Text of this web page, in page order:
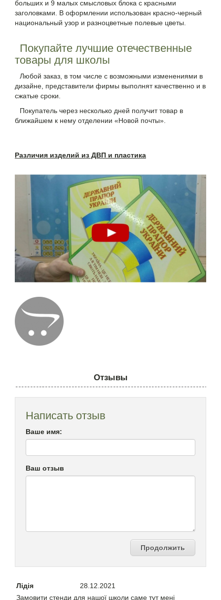
больших и 9 малых смысловых блока с красными
заголовками. В оформлении использован красно-черный
национальный узор и разноцветные полевые цветы.
Покупайте лучшие отечественные
товары для школы
Любой заказ, в том числе с возможными изменениями в
дизайне, представители фирмы выполнят качественно и в
сжатые сроки.
Покупатель через несколько дней получит товар в
ближайшем к нему отделении «Новой почты».
Различия изделий из ДВП и пластика
Отзывы
Написать отзыв
Ваше имя:
Ваш отзыв
Продолжить
Лідія
28.12.2021
Замовити стенди для нашої школи саме тут мені